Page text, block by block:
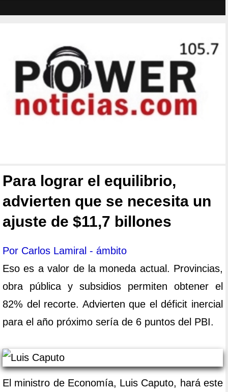
Para lograr el equilibrio,
advierten que se necesita un
ajuste de $11,7 billones
Por Carlos Lamiral - ámbito
Eso es a valor de la moneda actual. Provincias,
obra pública y subsidios permiten obtener el
82% del recorte. Advierten que el déficit inercial
para el año próximo sería de 6 puntos del PBI.
El ministro de Economía, Luis Caputo, hará este